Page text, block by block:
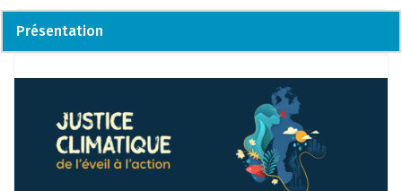
Présentation